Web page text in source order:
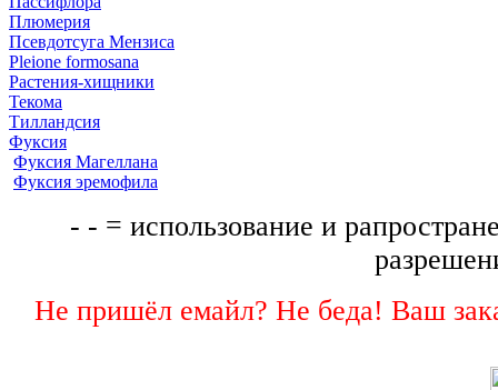
Плюмерия
Псевдотсуга Мензиса
Pleione formosana
Растения-хищники
Текома
Тилландсия
Фуксия
Фуксия Магеллана
Фуксия эремофила
- - = использование и
Не пришёл емайл? Не беда! Ваш